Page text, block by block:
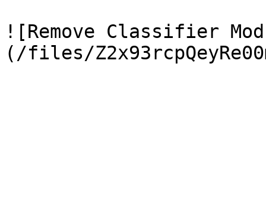
![Remove Classifier